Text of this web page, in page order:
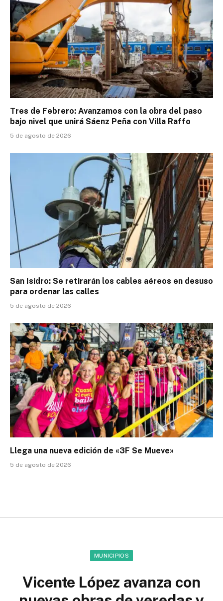
Tres de Febrero: Avanzamos con la obra del paso
bajo nivel que unirá Sáenz Peña con Villa Raffo
5 de agosto de 2026
San Isidro: Se retirarán los cables aéreos en desuso
para ordenar las calles
5 de agosto de 2026
Llega una nueva edición de «3F Se Mueve»
5 de agosto de 2026
MUNICIPIOS
Vicente López avanza con